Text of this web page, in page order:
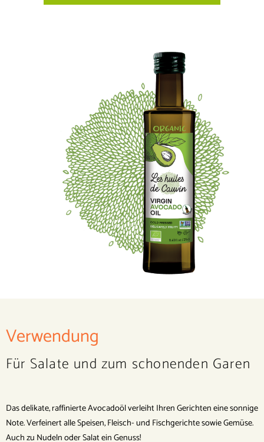
Verwendung
Für Salate und zum schonenden Garen
Das delikate, raffinierte Avocadoöl verleiht Ihren Gerichten eine sonnige
Note. Verfeinert alle Speisen, Fleisch- und Fischgerichte sowie Gemüse.
Auch zu Nudeln oder Salat ein Genuss!